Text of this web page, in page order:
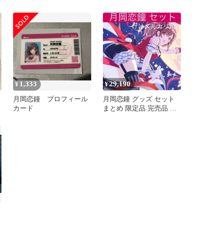
¥ 1,333
月岡恋鐘 プロフィール
カード
¥29,190
月岡恋鐘 グッズ セット
まとめ 限定品 完売品 シ